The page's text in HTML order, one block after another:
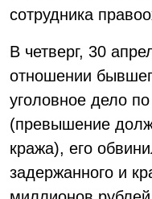
сотрудника
В четверг, 30
отношении
уголовное дело
(превышение
кража), его
задержанного и